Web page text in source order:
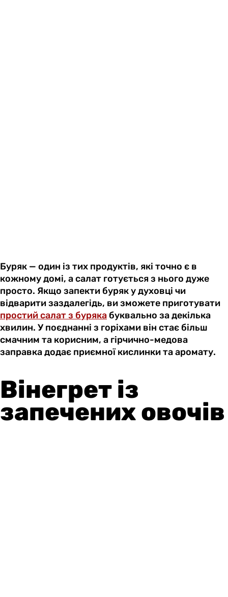
Буряк — один із тих продуктів, які точно є в
кожному домі, а салат готується з нього дуже
просто. Якщо запекти буряк у духовці чи
відварити заздалегідь, ви зможете приготувати
простий салат з буряка буквально за декілька
хвилин. У поєднанні з горіхами він стає більш
смачним та корисним, а гірчично-медова
заправка додає приємної кислинки та аромату.
Вінегрет із
запечених овочів